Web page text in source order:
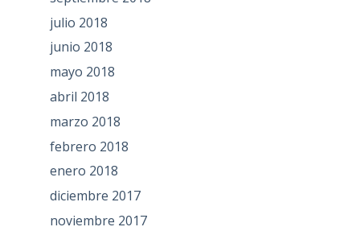
julio 2018
junio 2018
mayo 2018
abril 2018
marzo 2018
febrero 2018
enero 2018
diciembre 2017
noviembre 2017